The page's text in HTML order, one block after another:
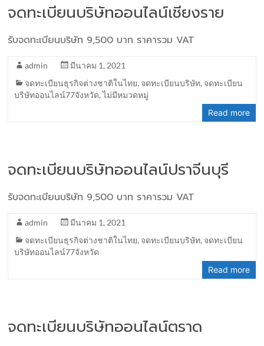
จดทะเบียนบริษัทออนไลน์เชียงราย
รับจดทะเบียนบริษัท 9,500 บาท ราคารวม VAT
admin
มีนาคม 1, 2021
จดทะเบียนธุรกิจต่างชาติในไทย, จดทะเบียนบริษัท, จดทะเบียน
บริษัทออนไลน์77จังหวัด,ไม่มีหมวดหมู่
Read more
จดทะเบียนบริษัทออนไลน์ปราจีนบุรี
รับจดทะเบียนบริษัท 9,500 บาท ราคารวม VAT
admin
มีนาคม 1, 2021
จดทะเบียนธุรกิจต่างชาติในไทย, จดทะเบียนบริษัท, จดทะเบียน
บริษัทออนไลน์77จังหวัด
Read more
จดทะเบียนบริษัทออนไลน์ตราด